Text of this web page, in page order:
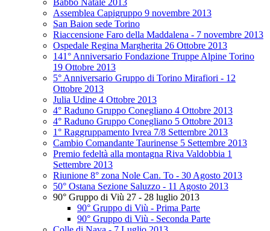
Assemblea Capigruppo 9 novembre 2013
San Baion sede Torino
Riaccensione Faro della Maddalena - 7 novembre 2013
Ospedale Regina Margherita 26 Ottobre 2013
141° Anniversario Fondazione Truppe Alpine Torino
19 Ottobre 2013
5° Anniversario Gruppo di Torino Mirafiori - 12
Ottobre 2013
Julia Udine 4 Ottobre 2013
4° Raduno Gruppo Conegliano 4 Ottobre 2013
4° Raduno Gruppo Conegliano 5 Ottobre 2013
1° Raggruppamento Ivrea 7/8 Settembre 2013
Cambio Comandante Taurinense 5 Settembre 2013
Premio fedeltà alla montagna Riva Valdobbia 1
Settembre 2013
Riunione 8° zona Nole Can. To - 30 Agosto 2013
50° Ostana Sezione Saluzzo - 11 Agosto 2013
90° Gruppo di Viù 27 - 28 luglio 2013
90° Gruppo di Viù - Prima Parte
90° Gruppo di Viù - Seconda Parte